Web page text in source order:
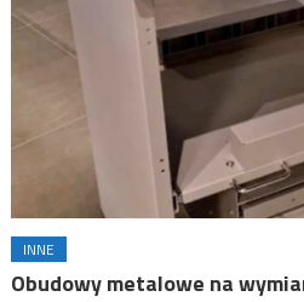
INNE
Obudowy metalowe na